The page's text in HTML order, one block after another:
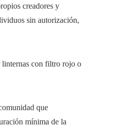
creadores y
sin autorización,
linternas con filtro rojo o
que
mínima de la